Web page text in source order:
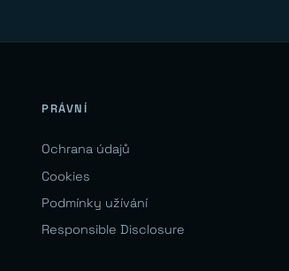
PRÁVNÍ
Ochrana údajů
Cookies
Podmínky užívání
Responsible Disclosure